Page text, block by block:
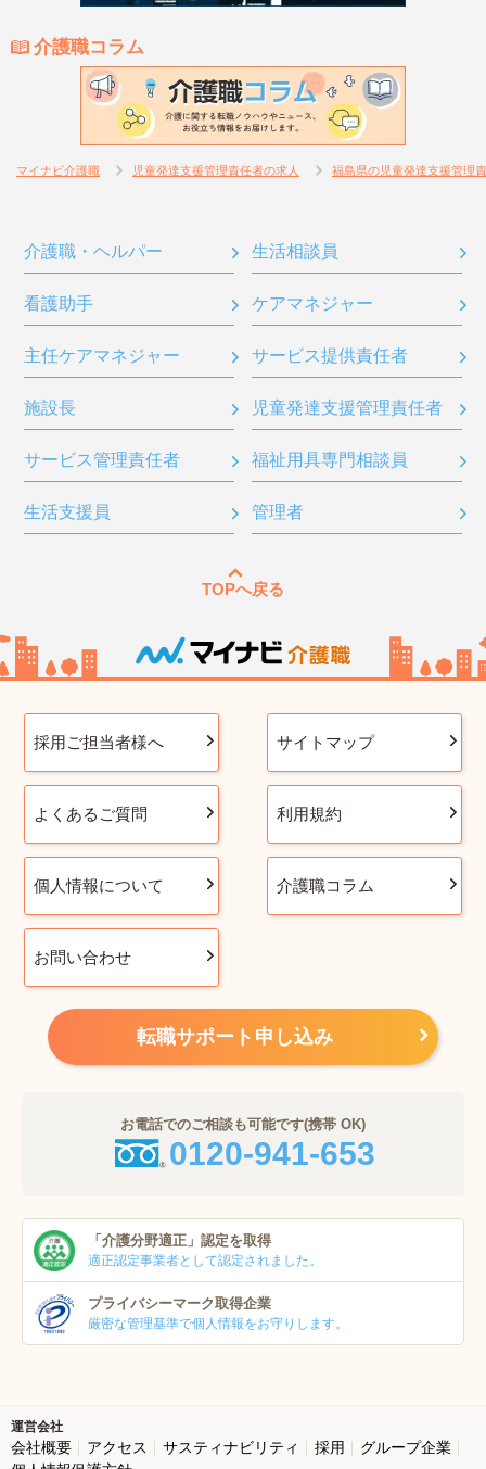
介護職コラム
マイナビ介護職 児童発達支援管理責任者の求人 福島県の児童発達支援管理
介護職・ヘルパー 生活相談員
看護助手 ケアマネジャー
主任ケアマネジャー サービス提供責任者
施設長 児童発達支援管理責任者
サービス管理責任者 福祉用具専門相談員
生活支援員 管理者
TOPへ戻る
採用ご担当者様へ サイトマップ
よくあるご質問 利用規約
個人情報について 介護職コラム
お問い合わせ
転職サポート申し込み
お電話でのご相談も可能です(携帯 OK)
0120-941-653
「介護分野適正」 認定を取得
適正認定事業者として認定されました。
プライバシーマーク取得企業
厳密な管理基準で個人情報をお守りします。
運営会社
会社概要 アクセス サスティナビリティ 採用
グループ企業